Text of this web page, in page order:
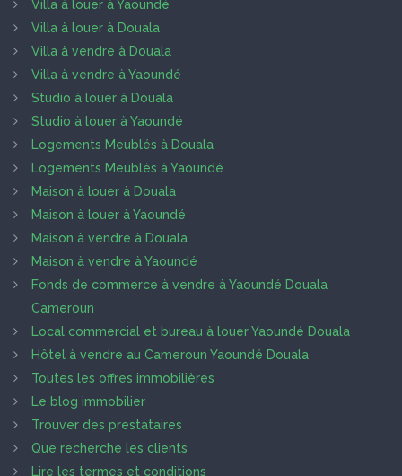
Villa à louer à Yaoundé
Villa à louer à Douala
Villa à vendre à Douala
Villa à vendre à Yaoundé
Studio à louer à Douala
Studio à louer à Yaoundé
Logements Meublés à Douala
Logements Meublés à Yaoundé
Maison à louer à Douala
Maison à louer à Yaoundé
Maison à vendre à Douala
Maison à vendre à Yaoundé
Fonds de commerce à vendre à Yaoundé Douala
Cameroun
Local commercial et bureau à louer Yaoundé Douala
Hôtel à vendre au Cameroun Yaoundé Douala
Toutes les offres immobilières
Le blog immobilier
Trouver des prestataires
Que recherche les clients
Lire les termes et conditions